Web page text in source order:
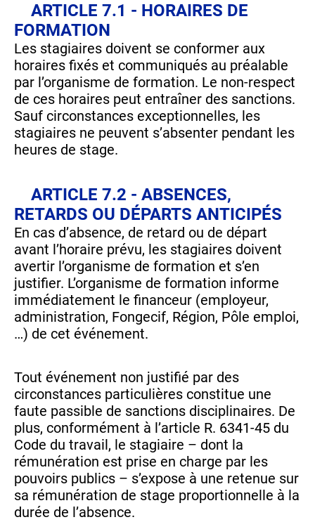
ARTICLE 7.1 - HORAIRES DE
FORMATION
Les stagiaires doivent se conformer aux
horaires fixés et communiqués au préalable
par l’organisme de formation. Le non-respect
de ces horaires peut entraîner des sanctions.
Sauf circonstances exceptionnelles, les
stagiaires ne peuvent s’absenter pendant les
heures de stage.
ARTICLE 7.2 - ABSENCES,
RETARDS OU DÉPARTS ANTICIPÉS
En cas d’absence, de retard ou de départ
avant l’horaire prévu, les stagiaires doivent
avertir l’organisme de formation et s’en
justifier. L’organisme de formation informe
immédiatement le financeur (employeur,
administration, Fongecif, Région, Pôle emploi,
…) de cet événement.
Tout événement non justifié par des
circonstances particulières constitue une
faute passible de sanctions disciplinaires. De
plus, conformément à l’article R. 6341-45 du
Code du travail, le stagiaire – dont la
rémunération est prise en charge par les
pouvoirs publics – s’expose à une retenue sur
sa rémunération de stage proportionnelle à la
durée de l’absence.